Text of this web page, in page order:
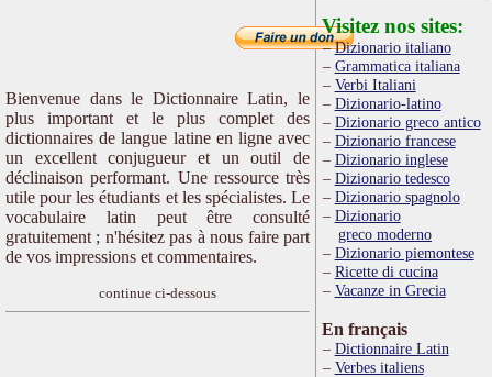
Bienvenue dans le Dictionnaire Latin, le
plus important et le plus complet des
dictionnaires de langue latine en ligne avec
un excellent conjugueur et un outil de
déclinaison performant. Une ressource très
utile pour les étudiants et les spécialistes. Le
vocabulaire latin peut être consulté
gratuitement ; n'hésitez pas à nous faire part
de vos impressions et commentaires.
continue ci-dessous
Visitez nos sites:
Dizionario italiano
Grammatica italiana
Verbi Italiani
Dizionario-latino
Dizionario greco antico
Dizionario francese
Dizionario inglese
Dizionario tedesco
Dizionario spagnolo
Dizionario
greco moderno
Dizionario piemontese
Ricette di cucina
Vacanze in Grecia
En français
Dictionnaire Latin
Verbes italiens